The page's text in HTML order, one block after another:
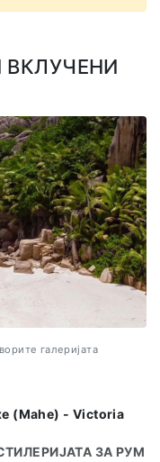
ВКЛУЧЕНИ
галеријата
(Mahe) - Victoria
ЗА РУМ